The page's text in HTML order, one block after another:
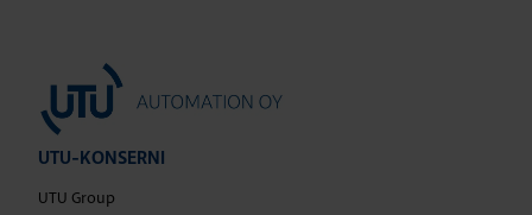
UTU-KONSERNI
UTU Group